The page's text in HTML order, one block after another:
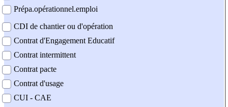
Prépa.opérationnel.emploi
CDI de chantier ou d'opération
Contrat d'Engagement Educatif
Contrat intermittent
Contrat pacte
Contrat d'usage
CUI - CAE